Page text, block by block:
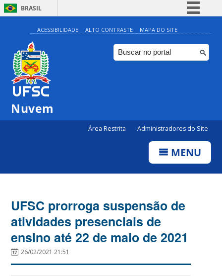
BRASIL
Simplifique!
Comunica BR
Participe
ACESSIBILIDADE ALTO CONTRASTE MAPA DO SITE
Nuvem
Área Restrita Administradores do Site
MENU
UFSC prorroga suspensão de
atividades presenciais de
ensino até 22 de maio de 2021
26/02/2021 21:51